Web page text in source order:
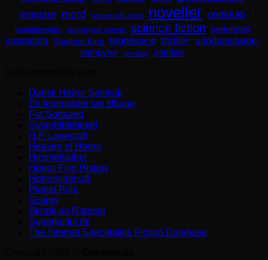
monstre mord naturen går amok noveller ondskab
parallelverden psykologisk portræt science fiction seriemord
spænding Stephen King tegneserie thriller ungdomsbøger
vampyrer venskab
zombier
Dansk Horror Selskab
En lejemorder ser tilbage
Fra Sortsand
Gyserbiblioteket
H.P. Lovecraft
Heaven of Horror
Himmelskibet
Horror Film History
Horrorsiden.dk
Planet Pulp
Scaryo
Skræk og Rædsel
Superkultur.dk
The Internet Speculative Fiction Database